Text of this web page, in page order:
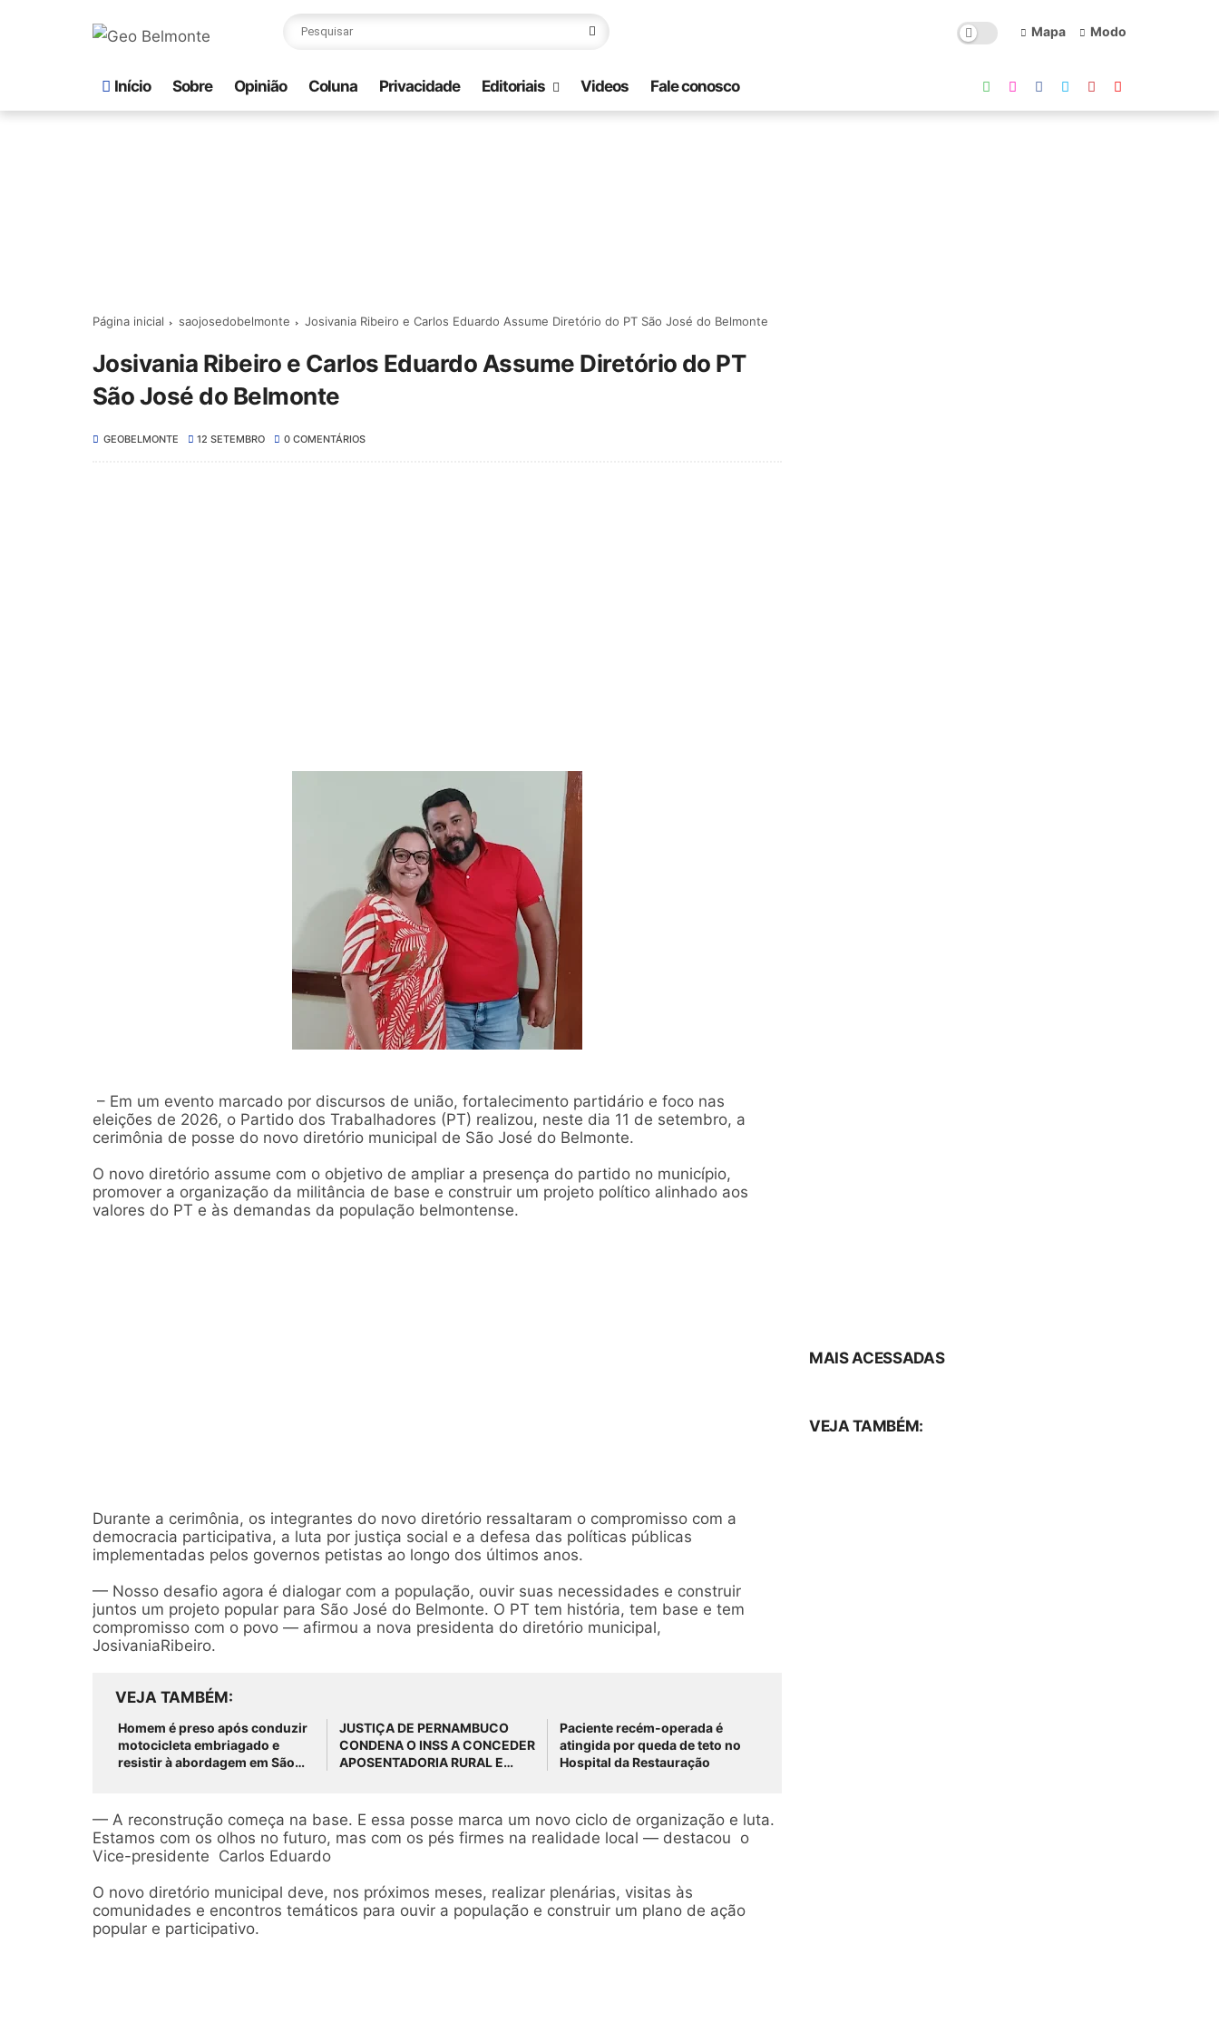
Mapa Modo
Início Sobre Opinião Coluna Privacidade Editoriais Videos Fale conosco
Página inicial saojosedobelmonte Josivania Ribeiro e Carlos Eduardo Assume Diretório do PT São José do Belmonte
Josivania Ribeiro e Carlos Eduardo Assume Diretório do PT
São José do Belmonte
GEOBELMONTE 12 SETEMBRO 0 COMENTÁRIOS
– Em um evento marcado por discursos de união, fortalecimento partidário e foco nas
eleições de 2026, o Partido dos Trabalhadores (PT) realizou, neste dia 11 de setembro, a
cerimônia de posse do novo diretório municipal de São José do Belmonte.
O novo diretório assume com o objetivo de ampliar a presença do partido no município,
promover a organização da militância de base e construir um projeto político alinhado aos
valores do PT e às demandas da população belmontense.
Durante a cerimônia, os integrantes do novo diretório ressaltaram o compromisso com a
democracia participativa, a luta por justiça social e a defesa das políticas públicas
implementadas pelos governos petistas ao longo dos últimos anos.
— Nosso desafio agora é dialogar com a população, ouvir suas necessidades e construir
juntos um projeto popular para São José do Belmonte. O PT tem história, tem base e tem
compromisso com o povo — afirmou a nova presidenta do diretório municipal,
JosivaniaRibeiro.
VEJA TAMBÉM
Homem é preso após conduzir
motocicleta embriagado e
resistir à abordagem em São
JUSTIÇA DE PERNAMBUCO
CONDENA O INSS A CONCEDER
APOSENTADORIA RURAL E
Paciente recém-operada é
atingida por queda de teto no
Hospital da Restauração
— A reconstrução começa na base. E essa posse marca um novo ciclo de organização e luta.
Estamos com os olhos no futuro, mas com os pés firmes na realidade local — destacou o
Vice-presidente Carlos Eduardo
O novo diretório municipal deve, nos próximos meses, realizar plenárias, visitas às
comunidades e encontros temáticos para ouvir a população e construir um plano de ação
popular e participativo.
MAIS ACESSADAS
VEJA TAMBÉM: